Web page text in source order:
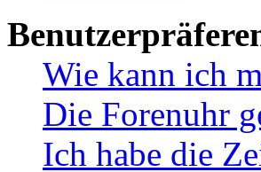
Wie kann ich
Die Forenuhr
Ich habe die